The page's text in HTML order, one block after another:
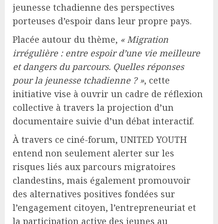
jeunesse tchadienne des perspectives
porteuses d’espoir dans leur propre pays.
Placée autour du thème, « Migration
irrégulière : entre espoir d’une vie meilleure
et dangers du parcours. Quelles réponses
pour la jeunesse tchadienne ? », cette
initiative vise à ouvrir un cadre de réflexion
collective à travers la projection d’un
documentaire suivie d’un débat interactif.
À travers ce ciné-forum, UNITED YOUTH
entend non seulement alerter sur les
risques liés aux parcours migratoires
clandestins, mais également promouvoir
des alternatives positives fondées sur
l’engagement citoyen, l’entrepreneuriat et
la participation active des jeunes au